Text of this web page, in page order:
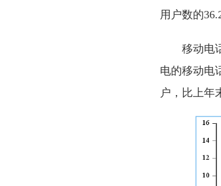
用户数的
移动电
电的移动电
户，比上年